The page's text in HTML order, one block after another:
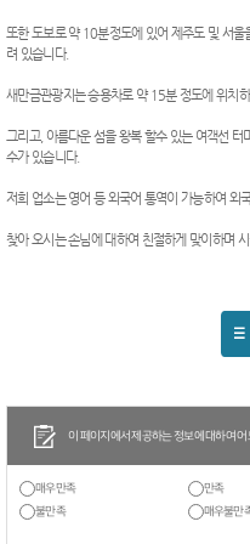
또한 도보로 약 10분정도에 있어 제주도 및 서
려 있습니다.
새만금관광지는 승용차로 약 15분 정도에 위치
그리고, 아름다운 섬을 왕복 할수 있는 여객선
수가 있습니다.
저희 업소는 영어 등 외국어 통역이 가능하여 외
찾아 오시는 손님에 대하여 친절하게 맞이하며
이 페이지에서 제공하는 정보에 대하여
매우만족 만족
불만족
매우불만